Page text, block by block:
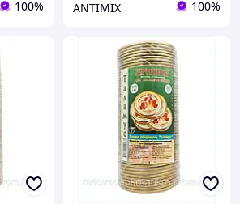
100% ANTIMIX 100%